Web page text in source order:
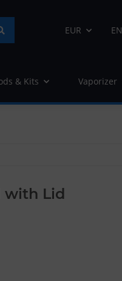
EUR EN
& Kits Vaporizer
with Lid